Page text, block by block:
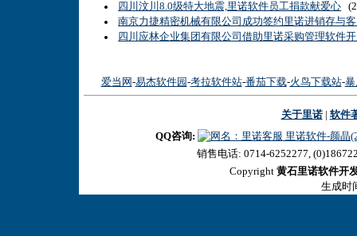
四川汶川8.0级特大地震,里诺软件员工捐款献爱心
南京力捷精密机械有限公司成功签约里诺进销存与
四川应林企业集团有限公司借助里诺采购管理软件
爱当网 -易杰软件园 -考拉软件站-番茄下载-火鸟下载站-暴
关于里诺| 软件
QQ咨询:
里诺软件-颜晶
销售电话: 0714-6252277,
Copyright 黄石里诺软件开
生成时